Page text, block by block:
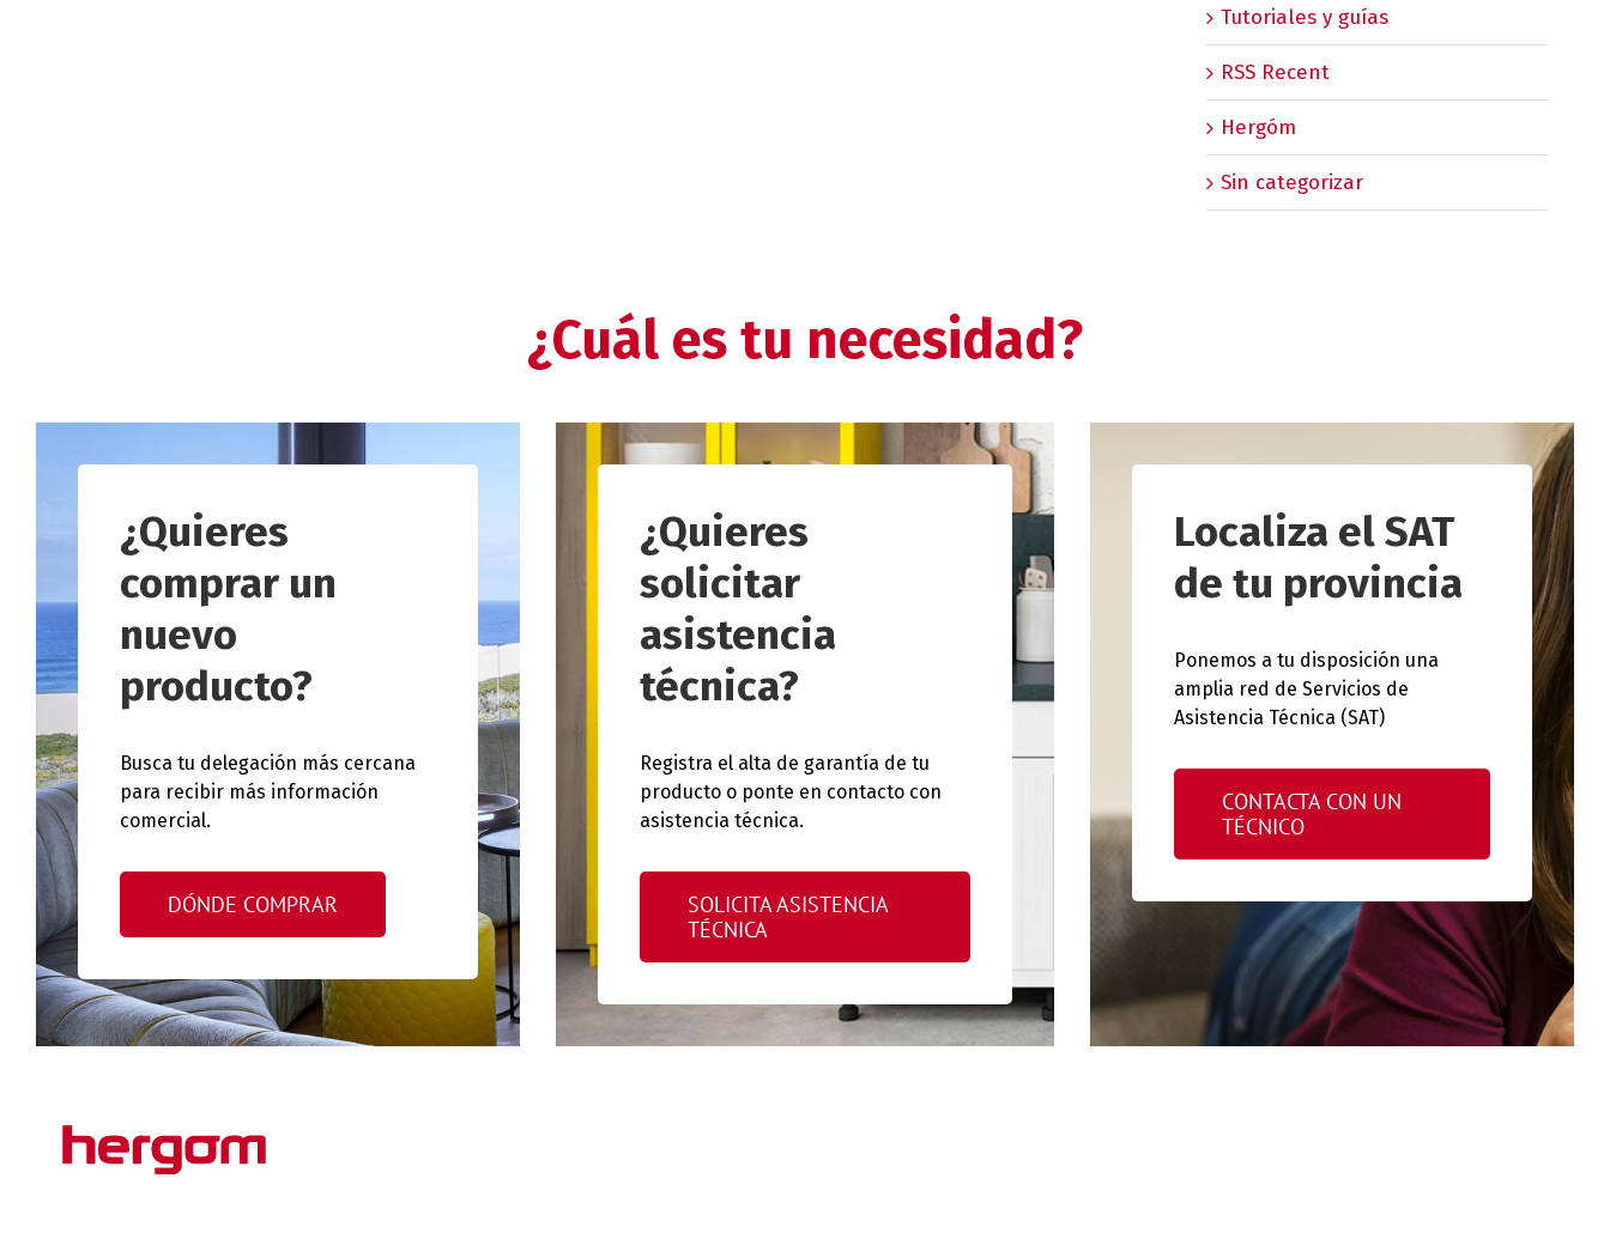
Tutoriales y guías
RSS Recent
Hergóm
Sin categorizar
¿Cuál es tu necesidad?
¿Quieres
comprar un
nuevo
producto?
Busca tu delegación más cercana
para recibir más información
comercial.
DÓNDE COMPRAR
¿Quieres
solicitar
asistencia
técnica?
Registra el alta de garantía de tu
producto o ponte en contacto con
asistencia técnica.
SOLICITA ASISTENCIA
TÉCNICA
Localiza el SAT
de tu provincia
Ponemos a tu disposición una
amplia red de Servicios de
Asistencia Técnica (SAT)
CONTACTA CON UN
TÉCNICO